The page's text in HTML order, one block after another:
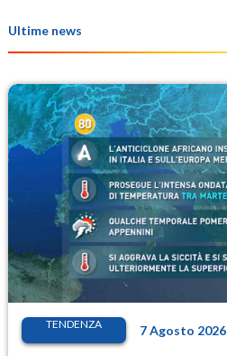
Ultime news
TENDENZA 7 Agosto 2026